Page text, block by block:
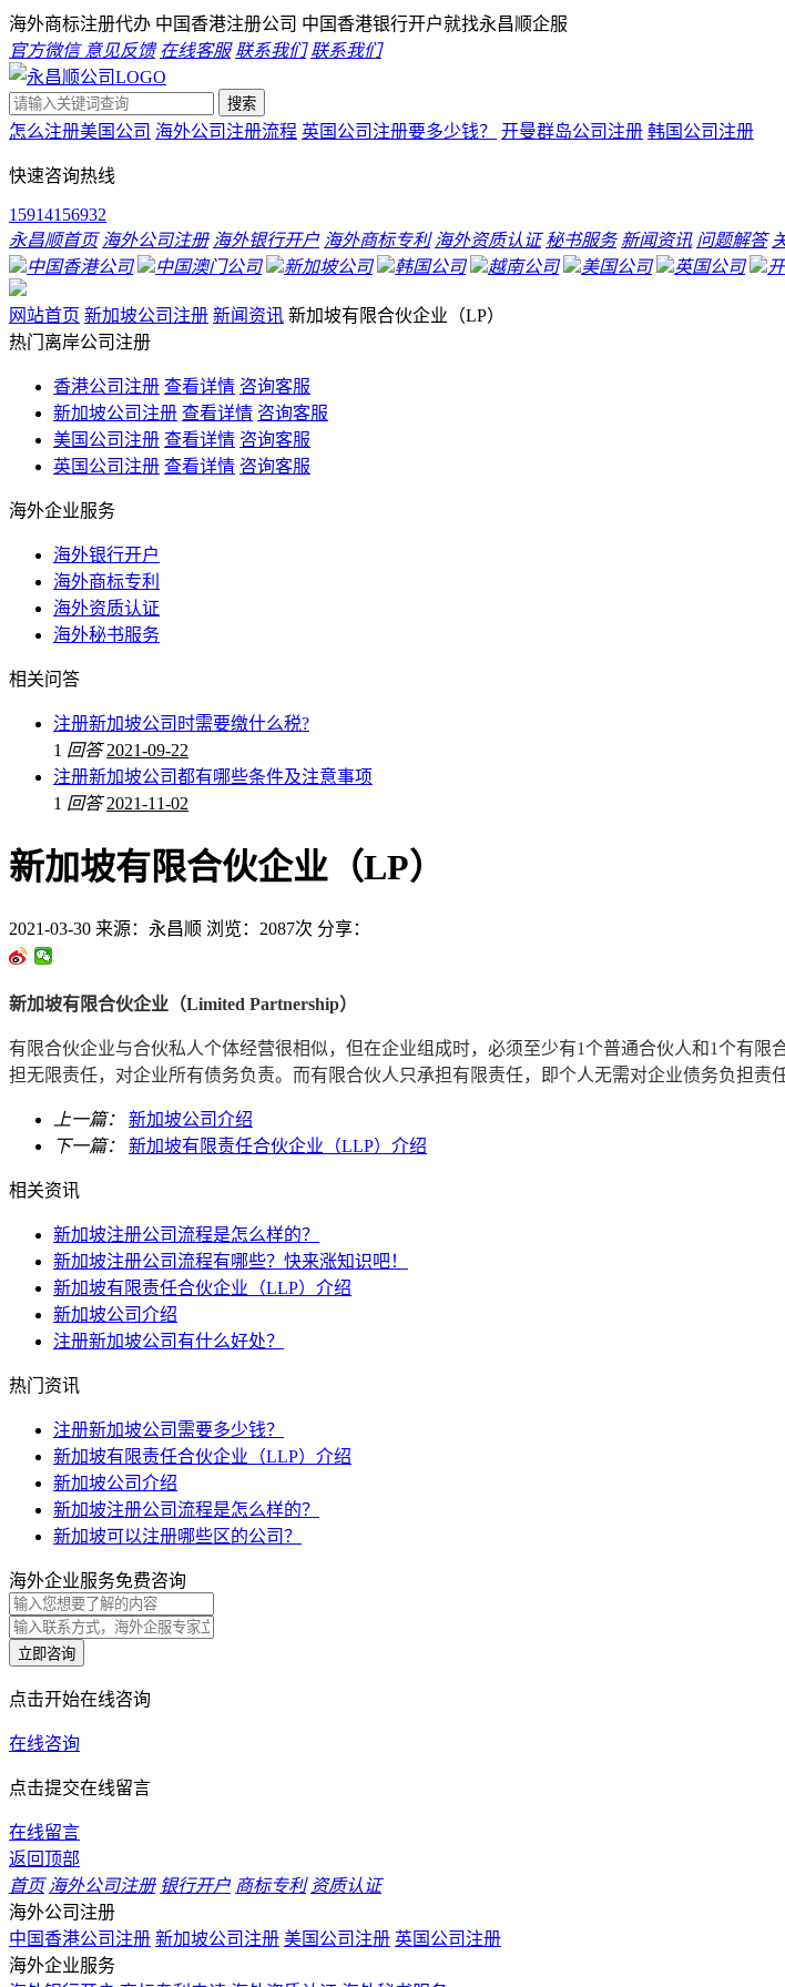
海外商标注册代办 中国香港注册公司 中国香港银行开户就找永昌顺企服
官方微信 意见反馈 在线客服 联系我们 联系我们
搜索
怎么注册美国公司 海外公司注册流程 英国公司注册要多少钱？ 开曼群岛公司注册 韩国公司注册
快速咨询热线
15914156932
永昌顺首页 海外公司注册 海外银行开户 海外商标专利 海外资质认证 秘书服务 新闻资讯 问题解答
中国香港公司
中国澳门公司 新加坡公司 韩国公司 越南公司 美国公司 英国公司
网站首页 新加坡公司注册 新闻资讯 新加坡有限合伙企业（LP）
热门离岸公司注册
香港公司注册 查看详情 咨询客服
新加坡公司注册 查看详情 咨询客服
美国公司注册 查看详情 咨询客服
英国公司注册 查看详情 咨询客服
海外企业服务
海外银行开户
海外商标专利
海外资质认证
海外秘书服务
相关问答
注册新加坡公司时需要缴什么税?
1 回答 2021-09-22
注册新加坡公司都有哪些条件及注意事项
1 回答 2021-11-02
新加坡有限合伙企业（LP）
2021-03-30 来源：永昌顺 浏览：2087次 分享：
新加坡有限合伙企业（Limited Partnership）
有限合伙企业与合伙私人个体经营很相似，但在企业组成时，必须至少有1个普通合伙人和1个有
担无限责任，对企业所有债务负责。而有限合伙人只承担有限责任，即个人无需对企业债务负担责
上一篇：
新加坡公司介绍
下一篇：
新加坡有限责任合伙企业（LLP）介绍
相关资讯
新加坡注册公司流程是怎么样的？
新加坡注册公司流程有哪些？快来涨知识吧！
新加坡有限责任合伙企业（LLP）介绍
新加坡公司介绍
注册新加坡公司有什么好处？
热门资讯
注册新加坡公司需要多少钱？
新加坡有限责任合伙企业（LLP）介绍
新加坡公司介绍
新加坡注册公司流程是怎么样的？
新加坡可以注册哪些区的公司？
海外企业服务免费咨询
立即咨询
点击开始在线咨询
在线咨询
点击提交在线留言
在线留言
返回顶部
首页 海外公司注册 银行开户 商标专利 资质认证
海外公司注册
中国香港公司注册 新加坡公司注册 美国公司注册 英国公司注册
海外企业服务